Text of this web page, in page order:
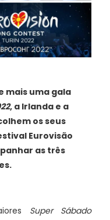
mais uma gala
, a Irlanda e a
os seus
Eurovisão
as três
Super Sábado